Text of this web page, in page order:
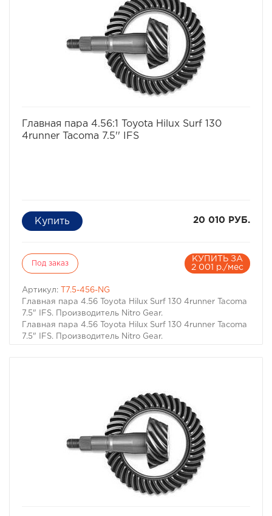
Главная пара 4.56:1 Toyota Hilux Surf 130
4runner Tacoma 7.5'' IFS
20 010 РУБ.
Под заказ
КУПИТЬ ЗА
2 001 р./мес
Артикул:
T7.5-456-NG
Главная пара 4.56 Toyota Hilux Surf 130 4runner Tacoma
7.5" IFS. Производитель Nitro Gear.
Главная пара 4.56 Toyota Hilux Surf 130 4runner Tacoma
7.5" IFS. Производитель Nitro Gear.
Кол-во шлицов на ведущей шестерне: 23
1979-1995 Toyota 2wd Hilux Pickup Rear
1986-1995 Toyota 4wd 4x4 Hilux Pickup IFS Front
1986-1995 Toyota 4Runner 4wd 4x4 IFS Front
1995-1/2-2004 Toyota Tacoma 2wd Rear (Non Prerunner)
1993-1998 Toyota T100 4wd 4x4 IFS Front